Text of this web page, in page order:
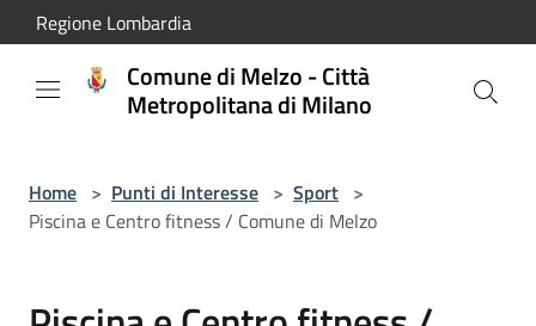
Salta al contenuto principale
Regione Lombardia
Comune di Melzo - Città
Metropolitana di Milano
Home > Punti di Interesse > Sport >
Piscina e Centro fitness / Comune di Melzo